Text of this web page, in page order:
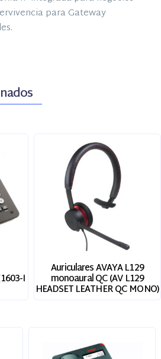
para Gateway
I
Auriculares AVAYA L129
monoaural QC (AV L129
HEADSET LEATHER QC MONO)